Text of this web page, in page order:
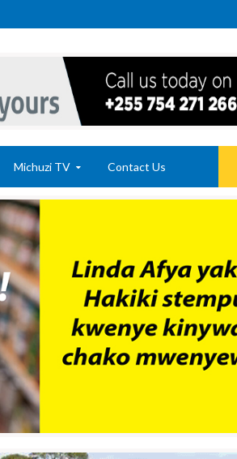
Michuzi TV Contact Us